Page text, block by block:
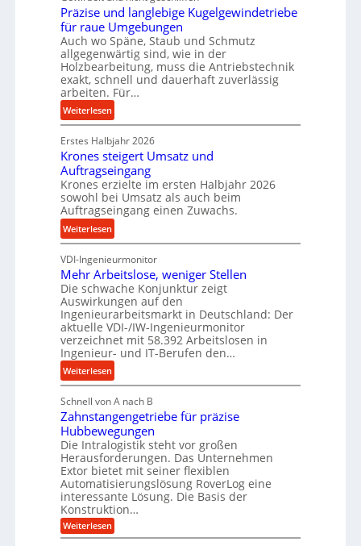
b
e
i
m
D
r
ü
c
p
r
o
z
e
s
s
g
e
l
g
e
w
i
n
d
e
t
r
i
e
b
u
n
d
H
y
d
r
a
u
l
i
m
V
e
r
g
l
e
Präzise und langlebige Kugelgewindetriebe
für raue Umgebungen
Auch wo Späne, Staub und Schmutz
allgegenwärtig sind, wie in der
Holzbearbeitung, muss die Antriebstechnik
exakt, schnell und dauerhaft zuverlässig
arbeiten. Für…
Weiterlesen:
P
r
ä
z
i
s
e
u
n
d
l
a
n
g
l
e
b
i
g
e
K
u
g
e
l
g
e
w
Erstes Halbjahr 2026
Krones steigert Umsatz und
Auftragseingang
Krones erzielte im ersten Halbjahr 2026
sowohl bei Umsatz als auch beim
Auftragseingang einen Zuwachs.
Weiterlesen:
K
r
o
n
e
s
s
t
e
i
g
r
t
U
m
s
a
t
z
VDI-Ingenieurmonitor
Mehr Arbeitslose, weniger Stellen
Die schwache Konjunktur zeigt
Auswirkungen auf den
Ingenieurarbeitsmarkt in Deutschland: Der
aktuelle VDI-/IW-Ingenieurmonitor
verzeichnet mit 58.392 Arbeitslosen in
Ingenieur- und IT-Berufen den…
Weiterlesen:
M
e
h
r
A
r
b
e
i
t
s
Schnell von A nach B
Zahnstangengetriebe für präzise
Hubbewegungen
Die Intralogistik steht vor großen
Herausforderungen. Das Unternehmen
Extor bietet mit seiner flexiblen
Automatisierungslösung RoverLog eine
interessante Lösung. Die Basis der
Konstruktion…
Weiterlesen:
Z